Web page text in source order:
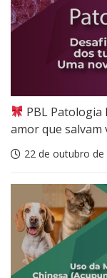
PBL Patologia
amor que salvam
22 de outubro de